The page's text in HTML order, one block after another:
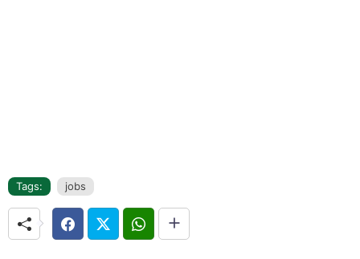
Tags: jobs